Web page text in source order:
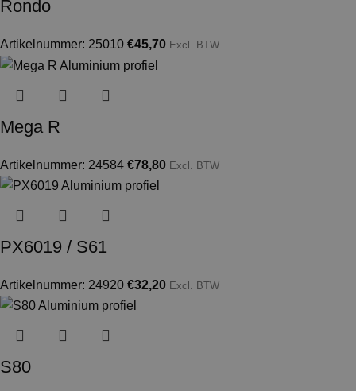
Rondo
Artikelnummer: 25010 €45,70 Excl. BTW
Mega R
Artikelnummer: 24584 €78,80 Excl. BTW
PX6019 / S61
Artikelnummer: 24920 €32,20 Excl. BTW
S80